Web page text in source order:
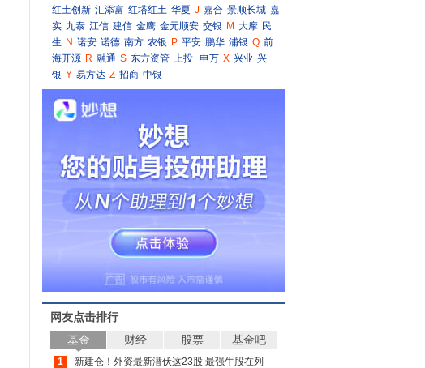
红土创新 汇添富 红塔红土 华夏 J 嘉合 景顺长城 嘉
实 九泰 江信 建信 金鹰 金元顺安 交银 M 大摩 民
生 N 诺安 诺德 南方 农银 P 平安 鹏华 浦银 Q 前
海开源 R 融通 S 东方资管 上投 申万 X 兴业 兴
银 Y 易方达 Z 招商 中银
网友点击排行
基金
财经 股票 基金吧
1
新建仓！外资最新潜伏这23股 最强牛股在列